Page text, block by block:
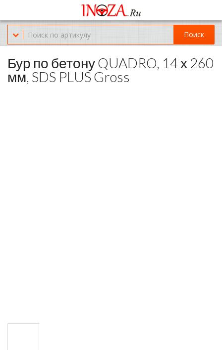
Офис обслуживания г.Краснодар (KRD) Куликова Поля 2 (магазин
Нож-мясо)
8-(967)-300-69-11
Поиск
Бур по бетону QUADRO, 14 х 260
мм, SDS PLUS Gross